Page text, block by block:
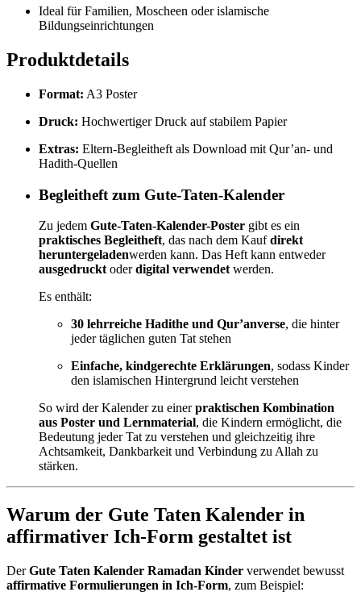
Ideal für Familien, Moscheen oder islamische
Bildungseinrichtungen
Produktdetails
Format: A3 Poster
Druck: Hochwertiger Druck auf stabilem Papier
Extras: Eltern-Begleitheft als Download mit Qur’an- und
Hadith-Quellen
Begleitheft zum Gute-Taten-Kalender
Zu jedem Gute-Taten-Kalender-Poster gibt es ein
praktisches Begleitheft, das nach dem Kaufdirekt
heruntergeladenwerden kann. Das Heft kann entweder
ausgedruckt oderdigital verwendet werden.
Es enthält:
30 lehrreiche Hadithe und Qur’anverse, die hinter
jeder täglichen guten Tat stehen
Einfache, kindgerechte Erklärungen, sodass Kinder
den islamischen Hintergrund leicht verstehen
So wird der Kalender zu einerpraktischen Kombination
aus Poster und Lernmaterial, die Kindern ermöglicht, die
Bedeutung jeder Tat zu verstehen und gleichzeitig ihre
Achtsamkeit, Dankbarkeit und Verbindung zu Allah zu
stärken.
Warum der Gute Taten Kalender in
affirmativer Ich-Form gestaltet ist
DerGute Taten Kalender Ramadan Kinder verwendet bewusst
affirmative Formulierungen in Ich-Form, zum Beispiel: